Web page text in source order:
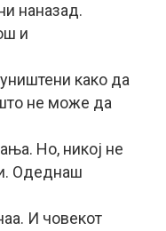
наназад.
и
како да
не може да
Но, никој не
Одеднаш
И човекот